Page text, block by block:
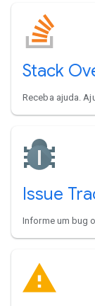
Stack
Receba ajuda.
Issue
Informe um bug